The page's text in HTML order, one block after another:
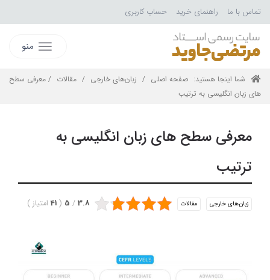
تماس با ما راهنمای خرید حساب کاربری
منو
شما اینجا هستید: صفحه اصلی / زبان‌های خارجی / مقالات / معرفی سطح
های زبان انگلیسی به ترتیب
معرفی سطح های زبان انگلیسی به
ترتیب
زبان‌های خارجی مقالات 3.8
/
5
(
41 امتیاز)